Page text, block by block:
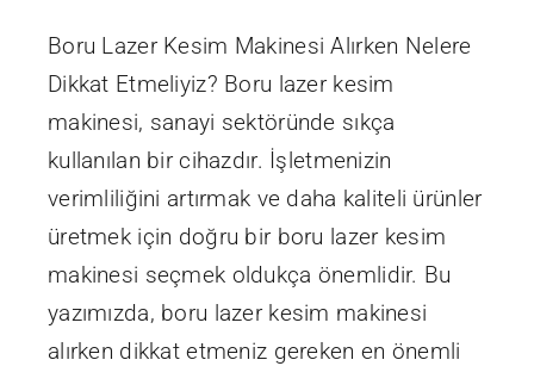
Boru Lazer Kesim Makinesi Alırken Nelere
Dikkat Etmeliyiz? Boru lazer kesim
makinesi, sanayi sektöründe sıkça
kullanılan bir cihazdır. İşletmenizin
verimliliğini artırmak ve daha kaliteli ürünler
üretmek için doğru bir boru lazer kesim
makinesi seçmek oldukça önemlidir. Bu
yazımızda, boru lazer kesim makinesi
alırken dikkat etmeniz gereken en önemli